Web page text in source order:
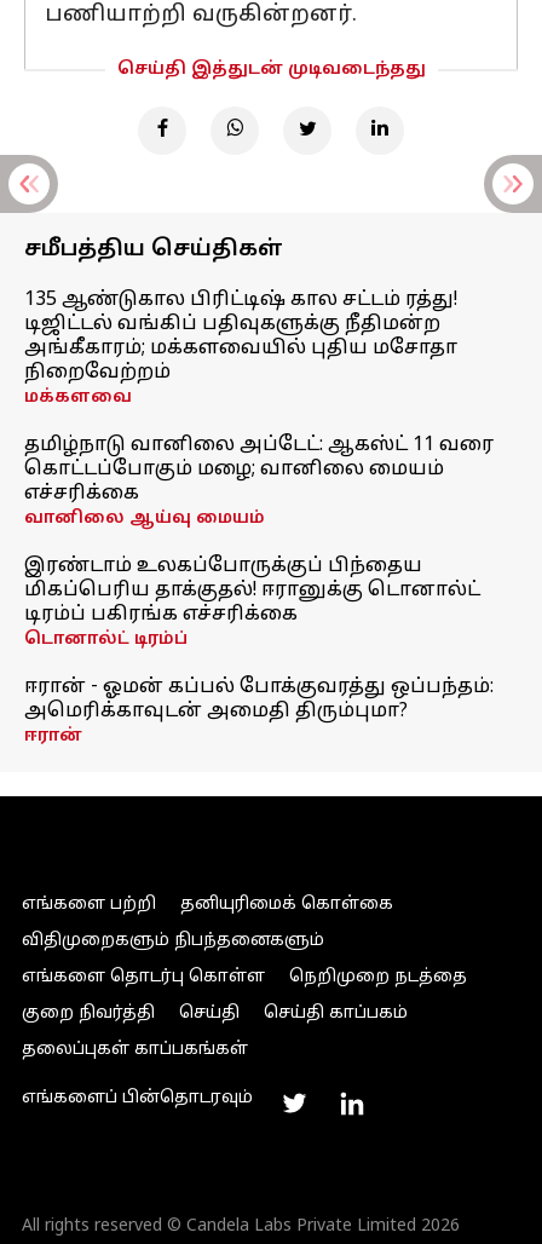
பணியாற்றி வருகின்றனர்.
செய்தி இத்துடன் முடிவடைந்தது
சமீபத்திய செய்திகள்
135 ஆண்டுகால பிரிட்டிஷ் கால சட்டம் ரத்து!
டிஜிட்டல் வங்கிப் பதிவுகளுக்கு நீதிமன்ற
அங்கீகாரம்; மக்களவையில் புதிய மசோதா
நிறைவேற்றம்
மக்களவை
தமிழ்நாடு வானிலை அப்டேட்: ஆகஸ்ட் 11 வரை
கொட்டப்போகும் மழை; வானிலை மையம்
எச்சரிக்கை
வானிலை ஆய்வு மையம்
இரண்டாம் உலகப்போருக்குப் பிந்தைய
மிகப்பெரிய தாக்குதல்! ஈரானுக்கு டொனால்ட்
டிரம்ப் பகிரங்க எச்சரிக்கை
டொனால்ட் டிரம்ப்
ஈரான் - ஓமன் கப்பல் போக்குவரத்து ஒப்பந்தம்:
அமெரிக்காவுடன் அமைதி திரும்புமா?
ஈரான்
எங்களை பற்றி
தனியுரிமைக் கொள்கை
விதிமுறைகளும் நிபந்தனைகளும்
எங்களை தொடர்பு கொள்ள
நெறிமுறை நடத்தை
குறை நிவர்த்தி
செய்தி
செய்தி காப்பகம்
தலைப்புகள் காப்பகங்கள்
எங்களைப் பின்தொடரவும்
All rights reserved © Candela Labs Private Limited 2026